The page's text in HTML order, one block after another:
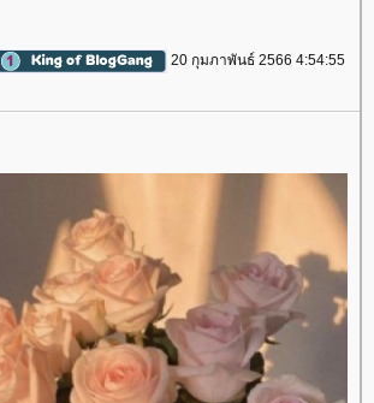
20 กุมภาพันธ์ 2566 4:54:55